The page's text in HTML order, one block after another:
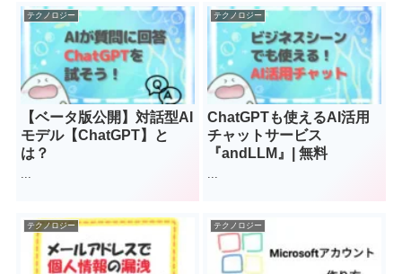
テクノロジー
【ベータ版公開】対話型AI
モデル【ChatGPT】と
は？
テクノロジー
ChatGPTも使えるAI活用
チャットサービス
『andLLM』| 無料
テクノロジー テクノロジー